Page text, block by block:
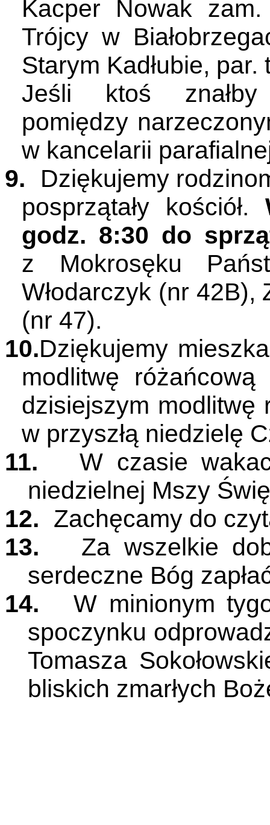
Kacper Nowak
Trójcy w
Starym Kadłubie,
Jeśli ktoś znałby
pomiędzy
w kancelarii
9.
Dziękujemy
posprzątały kościół.
godz. 8:30 do
z Mokrosęku
Włodarczyk (nr
(nr 47).
10.Dziękujemy
modlitwę
dzisiejszym modlitwę
w przyszłą niedzielę
11.
W czasie
niedzielnej Mszy
12. Zachęcamy do
13.
Za wszelkie
serdeczne Bóg
14.
W minionym
spoczynku
Tomasza
bliskich zmarłych